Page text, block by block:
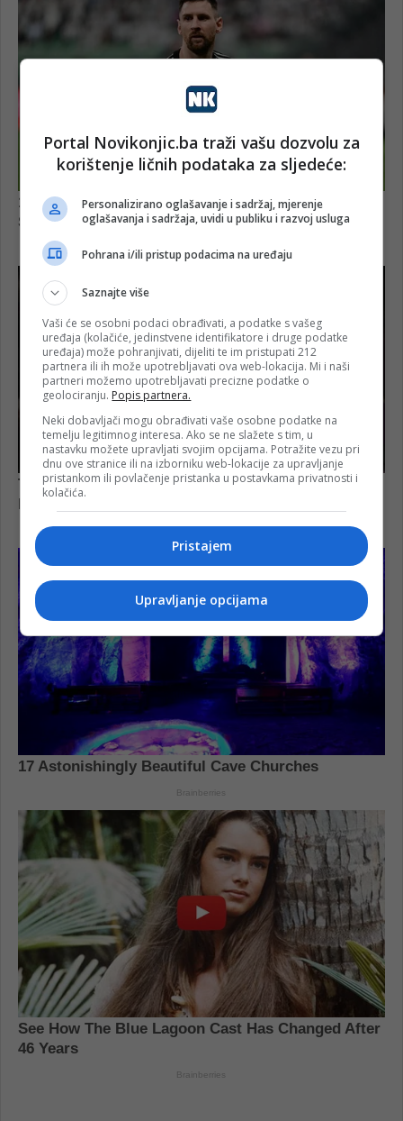
Portal Novikonjic.ba traži vašu dozvolu za
korištenje ličnih podataka za sljedeće:
Personalizirano oglašavanje i sadržaj, mjerenje
oglašavanja i sadržaja, uvidi u publiku i razvoj usluga
Pohrana i/ili pristup podacima na uređaju
Saznajte više
Vaši će se osobni podaci obrađivati, a podatke s vašeg
uređaja (kolačiće, jedinstvene identifikatore i druge podatke
uređaja) može pohranjivati, dijeliti te im pristupati 212
partnera ili ih može upotrebljavati ova web-lokacija. Mi i naši
partneri možemo upotrebljavati precizne podatke o
geolociranju. Popis partnera.
Neki dobavljači mogu obrađivati vaše osobne podatke na
temelju legitimnog interesa. Ako se ne slažete s tim, u
nastavku možete upravljati svojim opcijama. Potražite vezu pri
dnu ove stranice ili na izborniku web-lokacije za upravljanje
pristankom ili povlačenje pristanka u postavkama privatnosti i
kolačića.
Pristajem
Upravljanje opcijama